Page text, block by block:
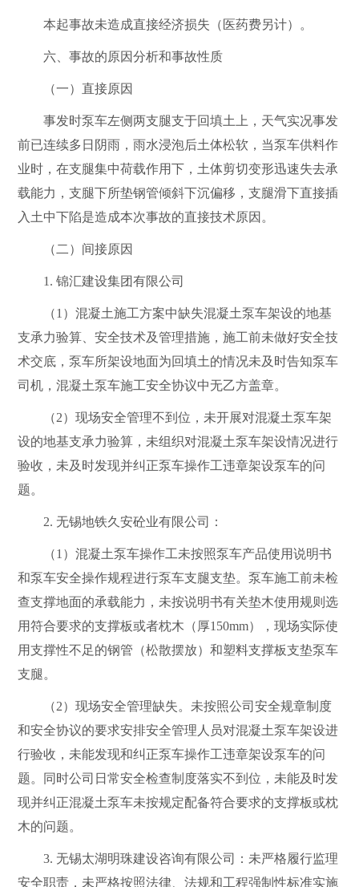
本起事故未造成直接经济损失（医药费另计）。
六、事故的原因分析和事故性质
（一）直接原因
事发时泵车左侧两支腿支于回填土上，天气实况事发
前已连续多日阴雨，雨水浸泡后土体松软，当泵车供料作
业时，在支腿集中荷载作用下，土体剪切变形迅速失去承
载能力，支腿下所垫钢管倾斜下沉偏移，支腿滑下直接插
入土中下陷是造成本次事故的直接技术原因。
（二）间接原因
1.锦汇建设集团有限公司
（1 ）混凝土施工方案中缺失混凝土泵车架设的地基
支承力验算、安全技术及管理措施 ，施工前未做好安全技
术交底，泵车所架设地面为回填土的情况未及时告知泵车
司机，混凝土泵车施工安全协议中无乙方盖章。
（2）现场安全管理不到位，未开展对混凝土泵车架
设的地基支承力验算，未组织对混凝土泵车架设情况进行
验收，未及时发现并纠正泵车操作工违章架设泵车的问
题。
2.无锡地铁久安砼业有限公司：
（1 ）混凝土泵车操作工未按照泵车产品使用说明书
和泵车安全操作规程进行泵车支腿支垫。泵车施工前未检
查支撑地面的承载能力，未按说明书有关垫木使用规则选
用符合要求的支撑板或者枕木（厚150mm），现场实际使
用支撑性不足的钢管（松散摆放）和塑料支撑板支垫泵车
支腿。
（2）现场安全管理缺失。未按照公司安全规章制度
和安全协议的要求安排安全管理人员对混凝土泵车架设进
行验收，未能发现和纠正泵车操作工违章架设泵车的问
题。同时公司日常安全检查制度落实不到位，未能及时发
现并纠正混凝土泵车未按规定配备符合要求的支撑板或枕
木的问题。
3.无锡太湖明珠建设咨询有限公司： 未严格履行监理
安全职责，未严格按照法律、法规和工程强制性标准实施